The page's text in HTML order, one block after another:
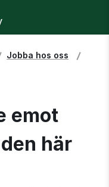
Jobba hos oss
emot
här